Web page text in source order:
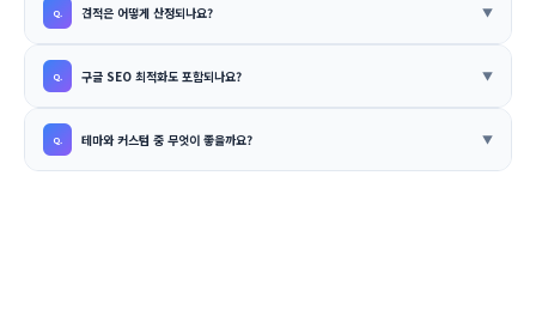
견적은 어떻게 산정되나요?
구글 SEO 최적화도 포함되나요?
테마와 커스텀 중 무엇이 좋을까요?